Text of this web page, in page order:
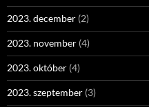
2023. december (2)
2023. november (4)
2023. október (4)
2023. szeptember (3)